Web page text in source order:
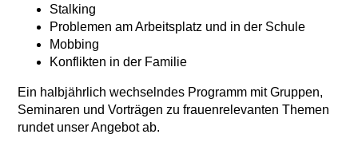
Stalking
Problemen am Arbeitsplatz und in der Schule
Mobbing
Konflikten in der Familie
Ein halbjährlich wechselndes Programm mit Gruppen,
Seminaren und Vorträgen zu frauenrelevanten Themen
rundet unser Angebot ab.